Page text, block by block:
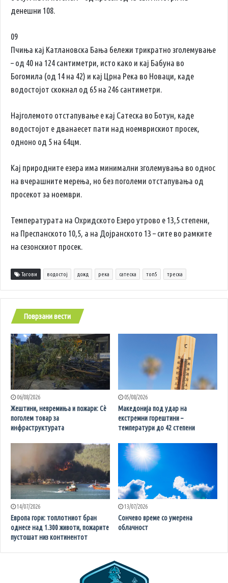
денешни 108.
09
Пчиња кај Катлановска Бања бележи трикратно зголемување
– од 40 на 124 сантиметри, исто како и кај Бабуна во
Богомила (од 14 на 42) и кај Црна Река во Новаци, каде
водостојот скокнал од 65 на 246 сантиметри.
Најголемото отстапување е кај Сатеска во Ботун, каде
водостојот е дванаесет пати над ноемврискиот просек,
одноно од 5 на 64цм.
Кај природните езера има минимални зголемувања во однос
на вчерашните мерења, но без поголеми отстапувања од
просекот за ноември.
Температурата на Охридското Езеро утрово е 13,5 степени,
на Преспанското 10,5, а на Дојранското 13 – сите во рамките
на сезонскиот просек.
Тагови водостој дожд река сатеска топ5 треска
Поврзани вести
06/08/2026
Жештини, невремиња и пожари: Сè
поголем товар за
инфраструктурата
05/08/2026
Македонија под удар на
екстремни горештини –
температури до 42 степени
14/07/2026
Европа гори: топлотниот бран
однесе над 1.300 животи, пожарите
пустошат низ континентот
13/07/2026
Сончево време со умерена
облачност